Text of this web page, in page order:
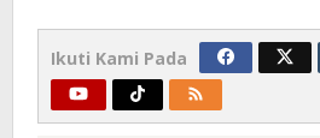
Ikuti Kami Pada